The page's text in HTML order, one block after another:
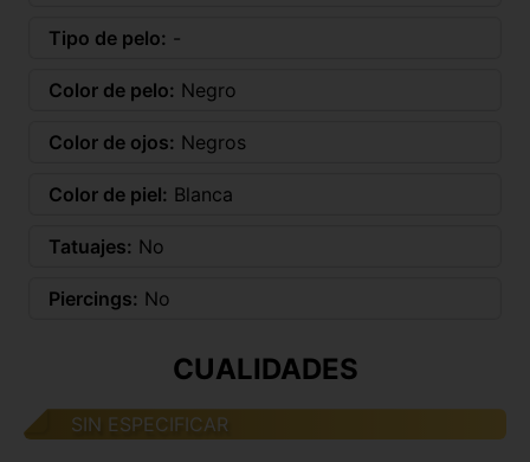
Tipo de pelo: -
Color de pelo: Negro
Color de ojos: Negros
Color de piel: Blanca
Tatuajes: No
Piercings: No
CUALIDADES
SIN ESPECIFICAR